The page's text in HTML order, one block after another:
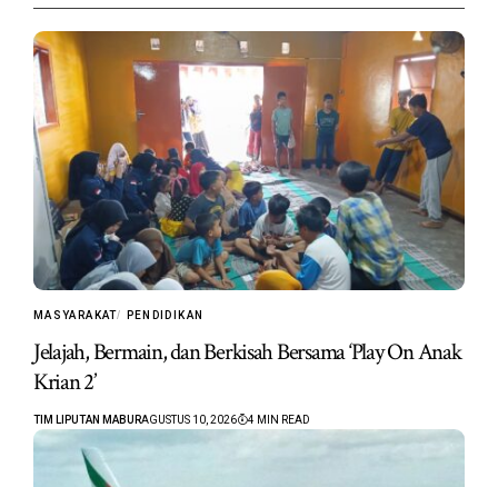
MASYARAKAT PENDIDIKAN
Jelajah, Bermain, dan Berkisah Bersama ‘Play On Anak
Krian 2’
TIM LIPUTAN MABURAGUSTUS 10, 2026 4 MIN READ